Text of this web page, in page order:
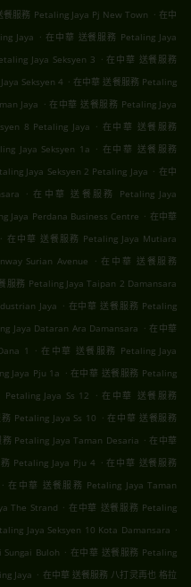
餐服務 Petaling Jaya Pj New Town . 在中
Jaya . 在中華 送餐服務 Petaling Jaya
Jaya Seksyen 3 . 在中華 送餐服務
Seksyen 4 . 在中華 送餐服務 Petaling
Jaya . 在中華 送餐服務 Petaling Jaya
8 Petaling Jaya . 在中華 送餐服務
Jaya Seksyen 1a . 在中華 送餐服務
Jaya Seksyen 2 Petaling Jaya . 在中
. 在中華 送餐服務 Petaling Jaya
Jaya Perdana Business Centre . 在中華
. 在中華 送餐服務 Petaling Jaya Mutiara
Surian Avenue . 在中華 送餐服務
服務 Petaling Jaya Taipan 2 Damansara
Jaya . 在中華 送餐服務 Petaling
Jaya Dataran Ara Damansara . 在中華
1
. 在中華 送餐服務 Petaling Jaya
Jaya Pju 1a . 在中華 送餐服務 Petaling
Jaya Ss 12 . 在中華 送餐服務
Petaling Jaya Ss 10 . 在中華 送餐服務
務 Petaling Jaya Taman Desaria . 在中華
Petaling Jaya Pju 4 . 在中華 送餐服務
. 在中華 送餐服務 Petaling Jaya Taman
The Strand . 在中華 送餐服務 Petaling
Jaya Seksyen 10 Kota Damansara .
Buloh . 在中華 送餐服務 Petaling
Jaya . 在中華 送餐服務 八打灵再也 格拉